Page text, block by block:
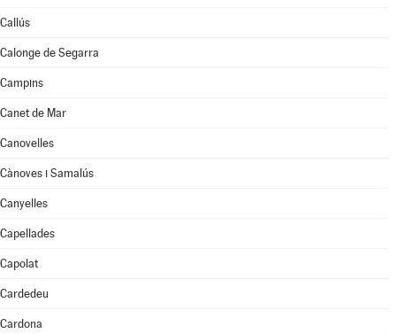
Callús
Calonge de Segarra
Campins
Canet de Mar
Canovelles
Cànoves i Samalús
Canyelles
Capellades
Capolat
Cardedeu
Cardona